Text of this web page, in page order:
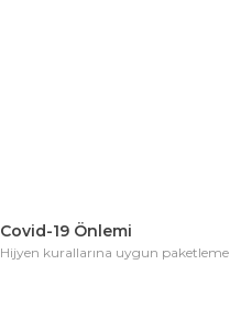
Covid-19 Önlemi
Hijyen kurallarına uygun paketleme